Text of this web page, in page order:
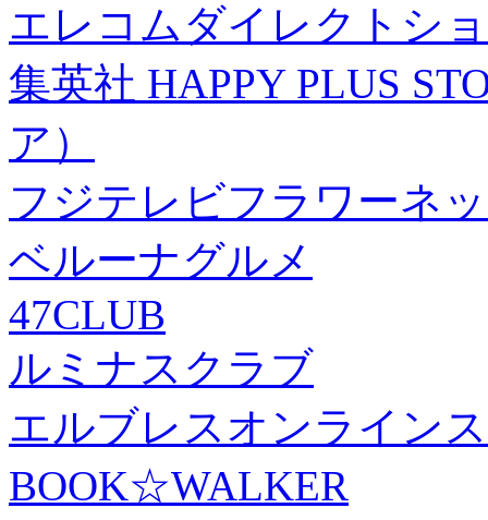
エレコムダイレクトシ
集英社 HAPPY PLUS
ア）
フジテレビフラワーネ
ベルーナグルメ
47CLUB
ルミナスクラブ
エルブレスオンライン
BOOK☆WALKER